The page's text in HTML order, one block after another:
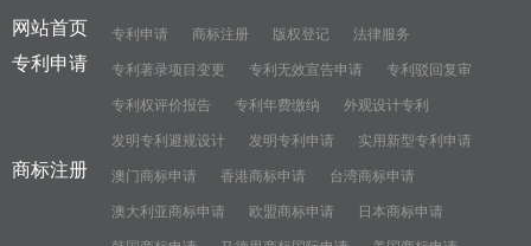
网站首页 专利申请 商标注册 版权登记 法律服务
专利申请 专利著录项目变更 专利无效宣告申请 专利驳回复审
专利权评价报告 专利年费缴纳 外观设计专利
发明专利避规设计 发明专利申请 实用新型专利申请
商标注册 澳门商标申请 香港商标申请 台湾商标申请
澳大利亚商标申请 欧盟商标申请 日本商标申请